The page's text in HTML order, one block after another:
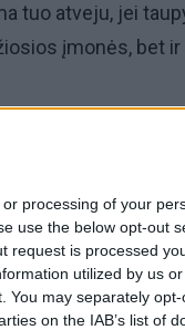
processing of your
use the below opt-out
request is processed
utilized by us
You may separately
on the IAB’s list of
tuo atveju, jei
įmonės, bet ir
dalis elektros
sunaudojamų
produktų